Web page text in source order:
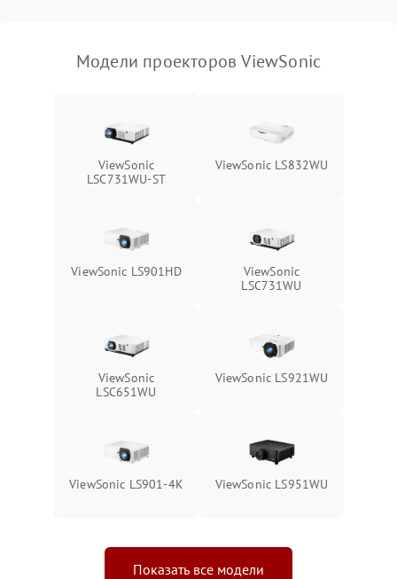
Модели проекторов ViewSonic
ViewSonic
LSC731WU-ST
ViewSonic LS832WU
ViewSonic LS901HD
ViewSonic
LSC731WU
ViewSonic
LSC651WU
ViewSonic LS921WU
ViewSonic LS901-4K ViewSonic LS951WU
Показать все модели